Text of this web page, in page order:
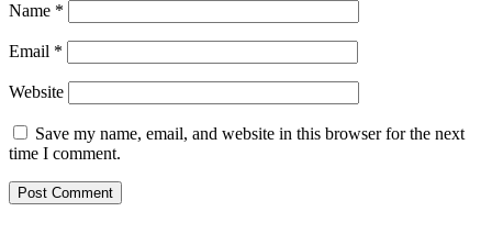
Name *
Email *
Website
Save my name, email, and website in this browser for the next
time I comment.